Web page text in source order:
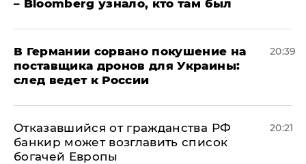
– Bloomberg узнало, кто там был
​В Германии сорвано покушение на
поставщика дронов для Украины:
след ведет к России
20:39
Отказавшийся от гражданства РФ
банкир может возглавить список
богачей Европы
20:21